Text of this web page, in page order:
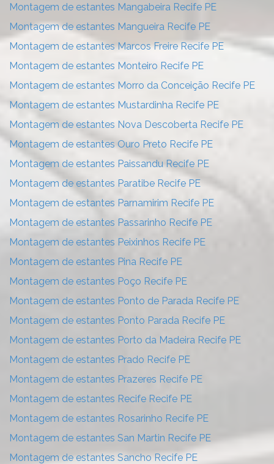
Montagem de estantes Mangabeira Recife PE
Montagem de estantes Mangueira Recife PE
Montagem de estantes Marcos Freire Recife PE
Montagem de estantes Monteiro Recife PE
Montagem de estantes Morro da Conceição Recife PE
Montagem de estantes Mustardinha Recife PE
Montagem de estantes Nova Descoberta Recife PE
Montagem de estantes Ouro Preto Recife PE
Montagem de estantes Paissandu Recife PE
Montagem de estantes Paratibe Recife PE
Montagem de estantes Parnamirim Recife PE
Montagem de estantes Passarinho Recife PE
Montagem de estantes Peixinhos Recife PE
Montagem de estantes Pina Recife PE
Montagem de estantes Poço Recife PE
Montagem de estantes Ponto de Parada Recife PE
Montagem de estantes Ponto Parada Recife PE
Montagem de estantes Porto da Madeira Recife PE
Montagem de estantes Prado Recife PE
Montagem de estantes Prazeres Recife PE
Montagem de estantes Recife Recife PE
Montagem de estantes Rosarinho Recife PE
Montagem de estantes San Martin Recife PE
Montagem de estantes Sancho Recife PE